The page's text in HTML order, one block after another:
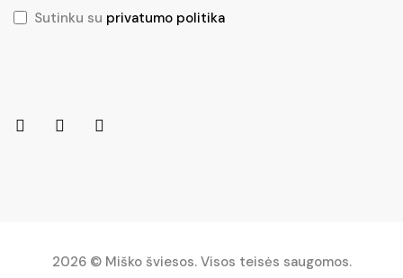
Sutinku su privatumo politika
2026 © Miško šviesos. Visos teisės saugomos.